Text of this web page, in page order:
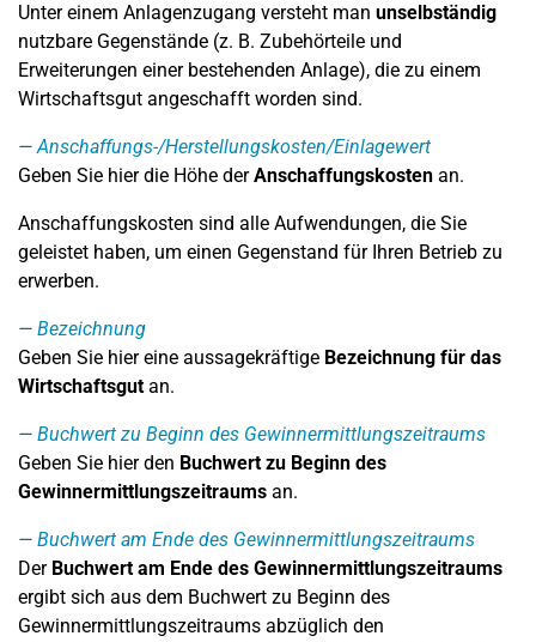
Unter einem Anlagenzugang versteht man unselbständig
nutzbare Gegenstände (z. B. Zubehörteile und
Erweiterungen einer bestehenden Anlage), die zu einem
Wirtschaftsgut angeschafft worden sind.
Anschaffungs-/Herstellungskosten/Einlagewert
Geben Sie hier die Höhe derAnschaffungskosten an.
Anschaffungskosten sind alle Aufwendungen, die Sie
geleistet haben, um einen Gegenstand für Ihren Betrieb zu
erwerben.
Bezeichnung
Geben Sie hier eine aussagekräftige Bezeichnung für das
Wirtschaftsgutan.
Buchwert zu Beginn des Gewinnermittlungszeitraums
Geben Sie hier den Buchwert zu Beginn des
Gewinnermittlungszeitraums an.
Buchwert am Ende des Gewinnermittlungszeitraums
Der Buchwert am Ende des Gewinnermittlungszeitraums
ergibt sich aus dem Buchwert zu Beginn des
Gewinnermittlungszeitraums abzüglich den